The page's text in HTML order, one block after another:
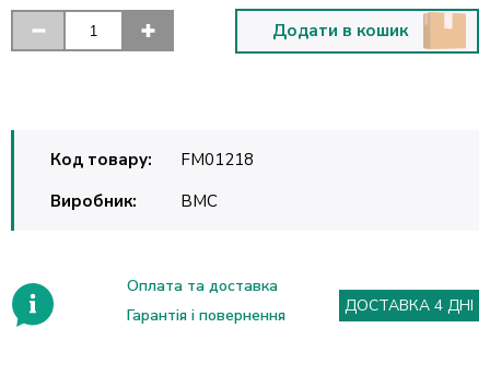
Додати в кошик
Код товару:
FM01218
Виробник:
BMC
Оплата та доставка
Гарантія і повернення
ДОСТАВКА 4 ДНІ